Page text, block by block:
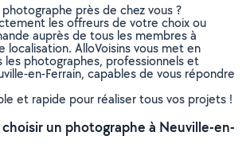
près de chez vous ?
les offreurs de votre choix ou
auprès de tous les membres à
localisation. AlloVoisins vous met en
les photographes, professionnels et
en-Ferrain, capables de vous répondre
et rapide pour réaliser tous vos projets !
un photographe à Neuville-en-